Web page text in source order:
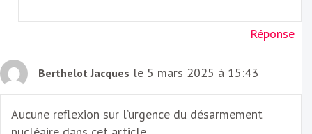
Réponse
Berthelot Jacques le 5 mars 2025 à 15:43
Aucune reflexion sur l’urgence du désarmement